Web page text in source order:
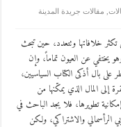
مقالات جريدة المدينة
تكثر خلافاتها وتتعدد، حين تبحث
عن العيون تماماً، وإن
بال أذكى الكتاب السياسيين،
إلى المال الذي يمكّنها من
تطويرها، فلا يجد الباحث في
والاشتراكي، ولكن